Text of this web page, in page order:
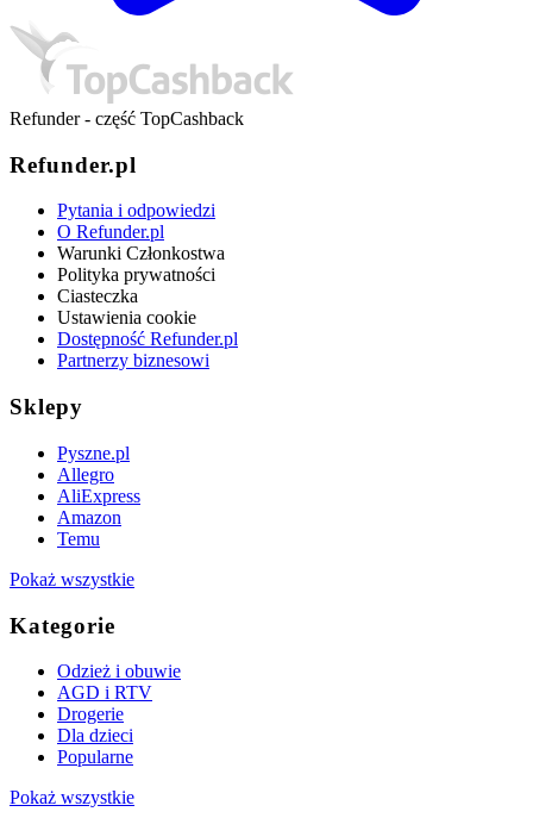
Refunder - część TopCashback
Refunder.pl
Pytania i odpowiedzi
O Refunder.pl
Warunki Członkostwa
Polityka prywatności
Ciasteczka
Ustawienia cookie
Dostępność Refunder.pl
Partnerzy biznesowi
Sklepy
Pyszne.pl
Allegro
AliExpress
Amazon
Temu
Pokaż wszystkie
Kategorie
Odzież i obuwie
AGD i RTV
Drogerie
Dla dzieci
Popularne
Pokaż wszystkie